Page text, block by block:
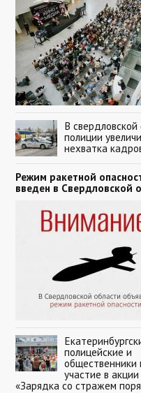
В свердловской
полиции
нехватка
Режим ракетной
введен в Свердловской
полицейские и
общественники
участие в акции
«Зарядка со стражем